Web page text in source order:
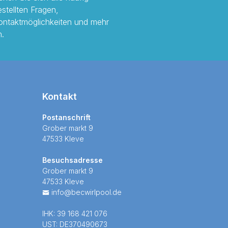
Fragen,
und mehr
Kontakt
Postanschrift
Grober markt 9
47533 Kleve
Besuchsadresse
Grober markt 9
47533 Kleve
info@becwirlpool.de
IHK: 39 168 421 076
UST: DE370490673